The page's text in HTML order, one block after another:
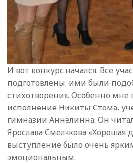
И вот конкурс начался. Все
подготовлены, ими были
стихотворения. Особенно мне
исполнение Никиты Стома,
гимназии Аннелинна. Он
Ярослава Смелякова «Хорошая
выступление было очень
эмоциональным.